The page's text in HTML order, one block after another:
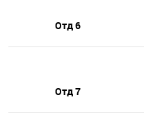
Отд 6
Отд 7